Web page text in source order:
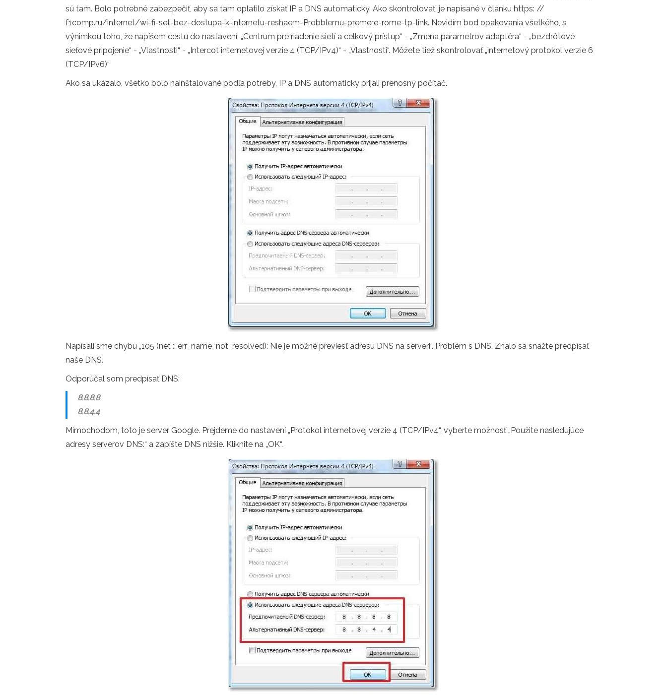
sú tam. Bolo potrebné zabezpečiť, aby sa tam oplatilo získať IP a DNS automaticky. Ako skontrolovať, je napísané v článku https: //
f1comp.ru/internet/wi-fi-set-bez-dostupa-k-internetu-reshaem-Probblemu-premere-rome-tp-link. Nevidím bod opakovania všetkého, s
výnimkou toho, že napíšem cestu do nastavení: „Centrum pre riadenie sietí a celkový prístup“ - „Zmena parametrov adaptéra“ - „bezdrôtové
sieťové pripojenie“ - „Vlastnosti“ - „Intercot internetovej verzie 4 (TCP/IPv4)“ - „Vlastnosti“. Môžete tiež skontrolovať „internetový protokol verzie 6
(TCP/IPv6)“
Ako sa ukázalo, všetko bolo nainštalované podľa potreby, IP a DNS automaticky prijali prenosný počítač.
Napísali sme chybu „105 (net :: err_name_not_resolved): Nie je možné previesť adresu DNS na serveri“. Problém s DNS. Znalo sa snažte predpísať
naše DNS.
Odporúčal som predpísať DNS:
8.8.8.8
8.8.4.4
Mimochodom, toto je server Google. Prejdeme do nastavení „Protokol internetovej verzie 4 (TCP/IPv4“, vyberte možnosť „Použite nasledujúce
adresy serverov DNS:“ a zapíšte DNS nižšie. Kliknite na „OK“.